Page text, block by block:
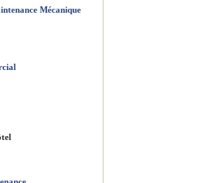
Mécanique